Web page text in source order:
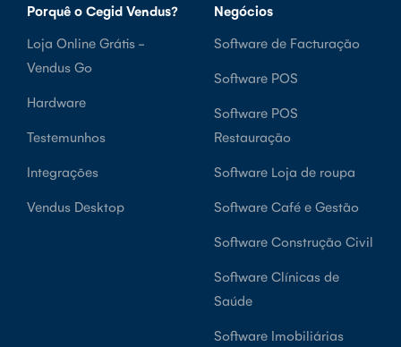
Porquê o Cegid Vendus?
Loja Online Grátis -
Vendus Go
Hardware
Testemunhos
Integrações
Vendus Desktop
Negócios
Software de Facturação
Software POS
Software POS
Restauração
Software Loja de roupa
Software Café e Gestão
Software Construção Civil
Software Clínicas de
Saúde
Software Imobiliárias